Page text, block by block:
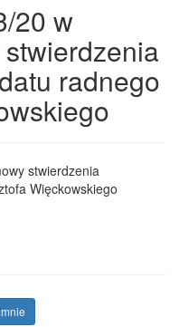
20 w
radnego
stwierdzenia
Więckowskiego